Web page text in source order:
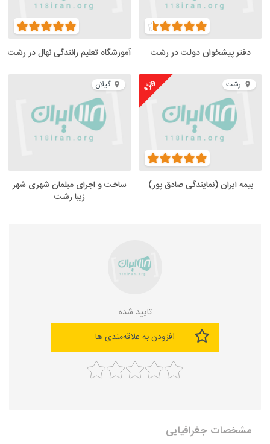
دفتر پیشخوان دولت در رشت آموزشگاه تعلیم رانندگی نهال در رشت
رشت ویژه
بیمه ایران (نمایندگی صادق پور)
گیلان
ساخت و اجرای مبلمان شهری شهر
زیبا رشت
تایید شده
افزودن به علاقه‌مندی ها
مشخصات جغرافیایی